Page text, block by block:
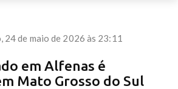
24 de maio de 2026 às 23:11
em Alfenas é
Mato Grosso do Sul